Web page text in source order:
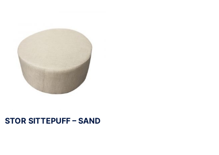
STOR SITTEPUFF – SAND